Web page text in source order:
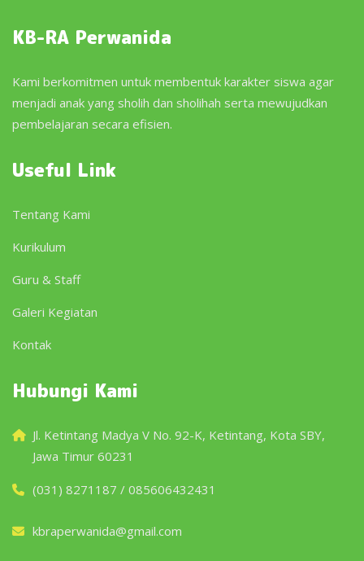
KB-RA Perwanida
Kami berkomitmen untuk membentuk karakter siswa agar
menjadi anak yang sholih dan sholihah serta mewujudkan
pembelajaran secara efisien.
Useful Link
Tentang Kami
Kurikulum
Guru & Staff
Galeri Kegiatan
Kontak
Hubungi Kami
Jl. Ketintang Madya V No. 92-K, Ketintang, Kota SBY,
Jawa Timur 60231
(031) 8271187 / 085606432431
kbraperwanida@gmail.com